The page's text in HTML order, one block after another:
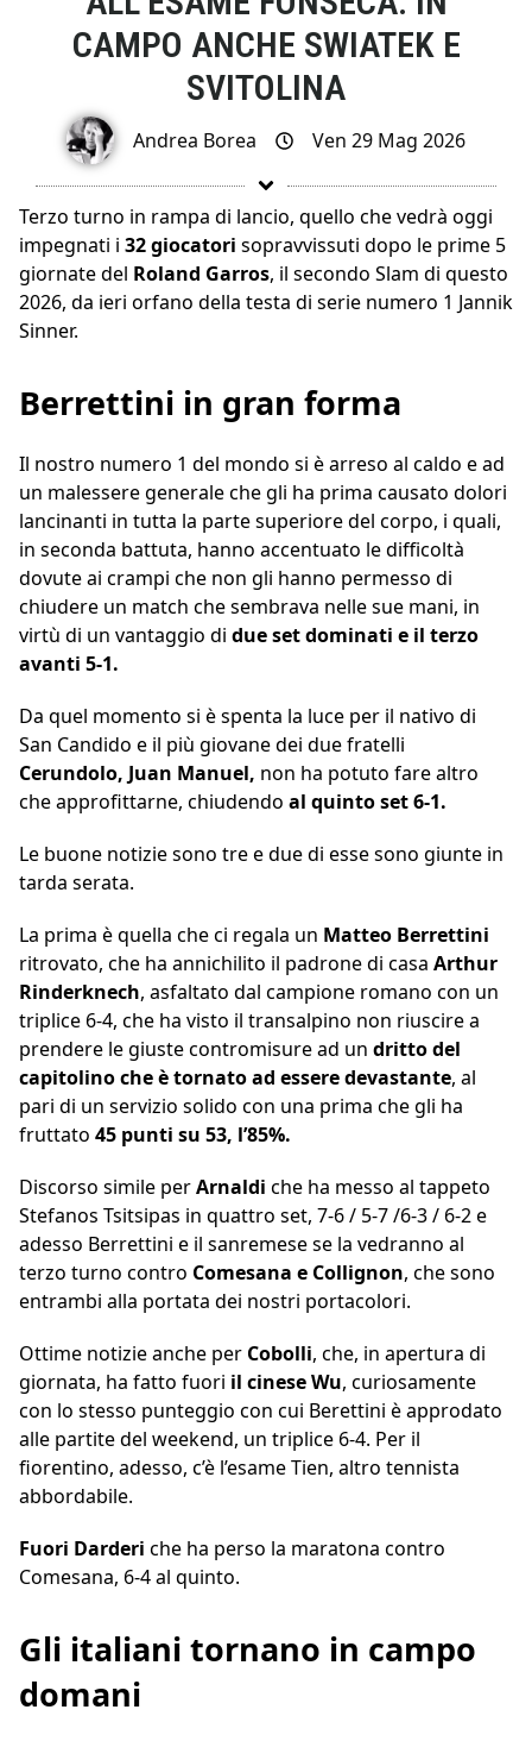
CAMPO ANCHE SWIATEK E
SVITOLINA
Andrea Borea Ven 29 Mag 2026
Terzo turno in rampa di lancio, quello che vedrà oggi
impegnati i 32 giocatori sopravvissuti dopo le prime 5
giornate del Roland Garros, il secondo Slam di questo
2026, da ieri orfano della testa di serie numero 1 Jannik
Sinner.
Berrettini in gran forma
Il nostro numero 1 del mondo si è arreso al caldo e ad
un malessere generale che gli ha prima causato dolori
lancinanti in tutta la parte superiore del corpo, i quali,
in seconda battuta, hanno accentuato le difficoltà
dovute ai crampi che non gli hanno permesso di
chiudere un match che sembrava nelle sue mani, in
virtù di un vantaggio di due set dominati e il terzo
avanti 5-1.
Da quel momento si è spenta la luce per il nativo di
San Candido e il più giovane dei due fratelli
Cerundolo, Juan Manuel, non ha potuto fare altro
che approfittarne, chiudendo al quinto set 6-1.
Le buone notizie sono tre e due di esse sono giunte in
tarda serata.
La prima è quella che ci regala un Matteo Berrettini
ritrovato, che ha annichilito il padrone di casa Arthur
Rinderknech, asfaltato dal campione romano con un
triplice 6-4, che ha visto il transalpino non riuscire a
prendere le giuste contromisure ad un dritto del
capitolino che è tornato ad essere devastante, al
pari di un servizio solido con una prima che gli ha
fruttato 45 punti su 53, l’85%.
Discorso simile perArnaldi che ha messo al tappeto
Stefanos Tsitsipas in quattro set, 7-6 / 5-7 /6-3 / 6-2 e
adesso Berrettini e il sanremese se la vedranno al
terzo turno contro Comesana e Collignon, che sono
entrambi alla portata dei nostri portacolori.
Ottime notizie anche per Cobolli, che, in apertura di
giornata, ha fatto fuori il cinese Wu, curiosamente
con lo stesso punteggio con cui Berettini è approdato
alle partite del weekend, un triplice 6-4. Per il
fiorentino, adesso, c’è l’esame Tien, altro tennista
abbordabile.
Fuori Darderi che ha perso la maratona contro
Comesana, 6-4 al quinto.
Gli italiani tornano in campo
domani